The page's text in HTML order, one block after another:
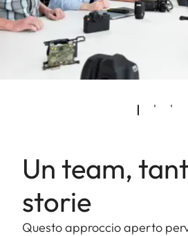
Un team,
storie
Questo approccio aperto